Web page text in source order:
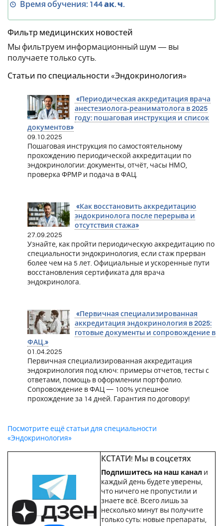
Время обучения: 144 ак. ч.
Фильтр медицинских новостей
Мы фильтруем информационный шум — вы
получаете только суть.
Статьи по специальности «Эндокринология»
«Периодическая аккредитация врача
анестезиолога‑реаниматолога в 2025
году: пошаговая инструкция и список
документов»
09.10.2025
Пошаговая инструкция по самостоятельному
прохождению периодической аккредитации по
эндокринологии: документы, отчёт, часы НМО,
проверка ФРМР и подача в ФАЦ.
«Как восстановить аккредитацию
эндокринолога после перерыва и
отсутствия стажа»
27.09.2025
Узнайте, как пройти периодическую аккредитацию по
специальности эндокринология, если стаж прерван
более чем на 5 лет. Официальные и ускоренные пути
восстановления сертификата для врача
эндокринолога.
«Первичная специализированная
аккредитация эндокринология в 2025:
готовые документы и сопровождение в
ФАЦ.»
01.04.2025
Первичная специализированная аккредитация
эндокринология под ключ: примеры отчетов, тесты с
ответами, помощь в оформлении портфолио.
Сопровождение в ФАЦ — 100% успешное
прохождение за 14 дней. Гарантия по договору!
Посмотрите ещё статьи для специальности
«Эндокринология»
КСТАТИ! Мы в соцсетях
Подпишитесь на наш канал и
каждый день будете уверены,
что ничего не пропустили и
знаете всё. Всего лишь за
несколько минут вы получите
только суть: новые препараты,